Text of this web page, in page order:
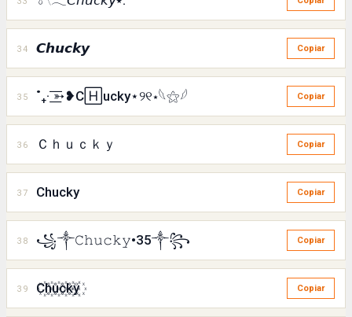
34 𝘾𝙝𝙪𝙘𝙠𝙮 Copiar
35 ˚₊· ͟͟͞͞➳❥C🄷ucky⋆୨୧⋆𓆩⚝𓆪 Copiar
36 Ｃｈｕｃｋｙ Copiar
37 Chucky Copiar
38 ꧁༒𝙲𝚑𝚞𝚌𝚔𝚢•35༒꧂ Copiar
39 C꙰h꙰u꙰c꙰k꙰y꙰ Copiar